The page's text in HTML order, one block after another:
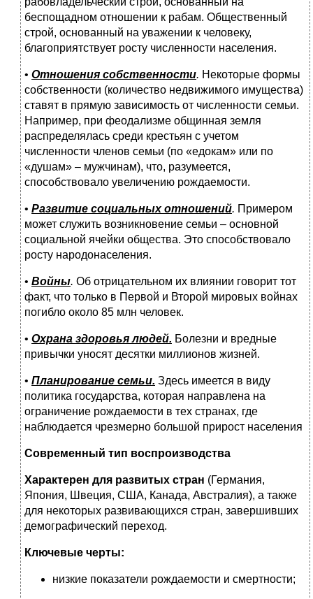
беспощадном отношении к рабам. Общественный
строй, основанный на уважении к человеку,
благоприятствует росту численности населения.
• Отношения собственности. Некоторые формы
собственности (количество недвижимого имущества)
ставят в прямую зависимость от численности семьи.
Например, при феодализме общинная земля
распределялась среди крестьян с учетом
численности членов семьи (по «едокам» или по
«душам» – мужчинам), что, разумеется,
способствовало увеличению рождаемости.
• Развитие социальных отношений. Примером
может служить возникновение семьи – основной
социальной ячейки общества. Это способствовало
росту народонаселения.
• Войны. Об отрицательном их влиянии говорит тот
факт, что только в Первой и Второй мировых войнах
погибло около 85 млн человек.
• Охрана здоровья людей. Болезни и вредные
привычки уносят десятки миллионов жизней.
• Планирование семьи. Здесь имеется в виду
политика государства, которая направлена на
ограничение рождаемости в тех странах, где
наблюдается чрезмерно большой прирост населения
Современный тип воспроизводства
Характерен для развитых стран (Германия,
Япония, Швеция, США, Канада, Австралия), а также
для некоторых развивающихся стран, завершивших
демографический переход.
Ключевые черты:
низкие показатели рождаемости и смертности;